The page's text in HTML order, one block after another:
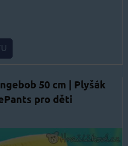
50 cm | Plyšák
pro děti